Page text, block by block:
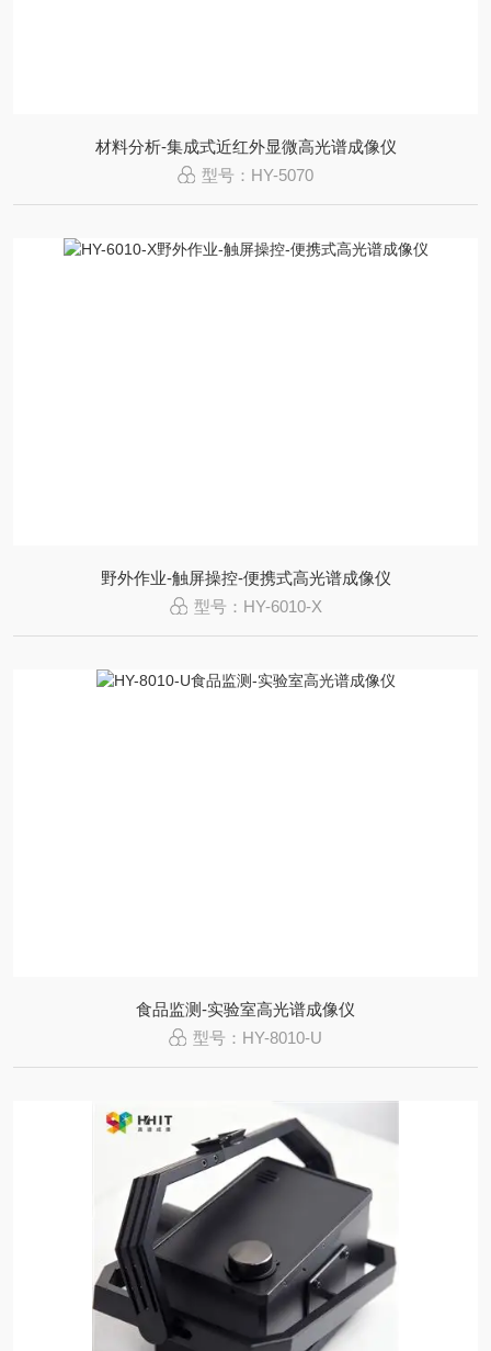
材料分析-集成式近红外显微高光谱成像仪
型号：HY-5070
野外作业-触屏操控-便携式高光谱成像仪
型号：HY-6010-X
食品监测-实验室高光谱成像仪
型号：HY-8010-U